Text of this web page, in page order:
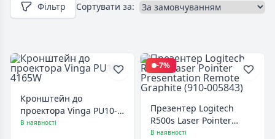
Фільтр Сортувати за:
Кронштейн до
проектора Vinga PU10-
4165W
В наявності
-7%
Презентер Logitech
R500s Laser Pointer
Presentation Remote
В наявності